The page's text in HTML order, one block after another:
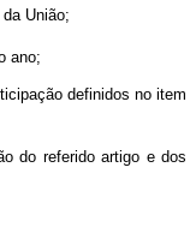
União;
ano;
definidos no item
do referido artigo e dos